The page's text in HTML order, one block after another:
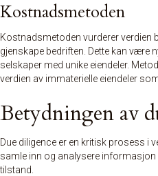
Kostnadsmetoden
Kostnadsmetoden vurderer verdien
gjenskape bedriften. Dette kan være
selskaper med unike eiendeler.
verdien av immaterielle eiendeler
Betydningen av
Due diligence er en kritisk prosess i
samle inn og analysere
tilstand.